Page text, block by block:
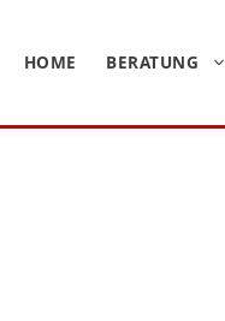
HOME BERATUNG